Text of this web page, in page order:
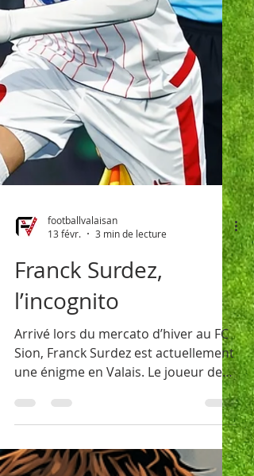
13 févr.
3 min de lecture
Franck Surdez,
l’incognito
Arrivé lors du mercato d’hiver au FC
Sion, Franck Surdez est actuellement
une énigme en Valais. Le joueur de
23 ans est transféré en provenance